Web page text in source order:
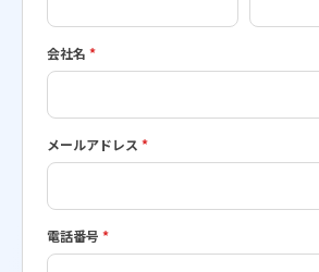
会社名 *
メールアドレス *
電話番号 *